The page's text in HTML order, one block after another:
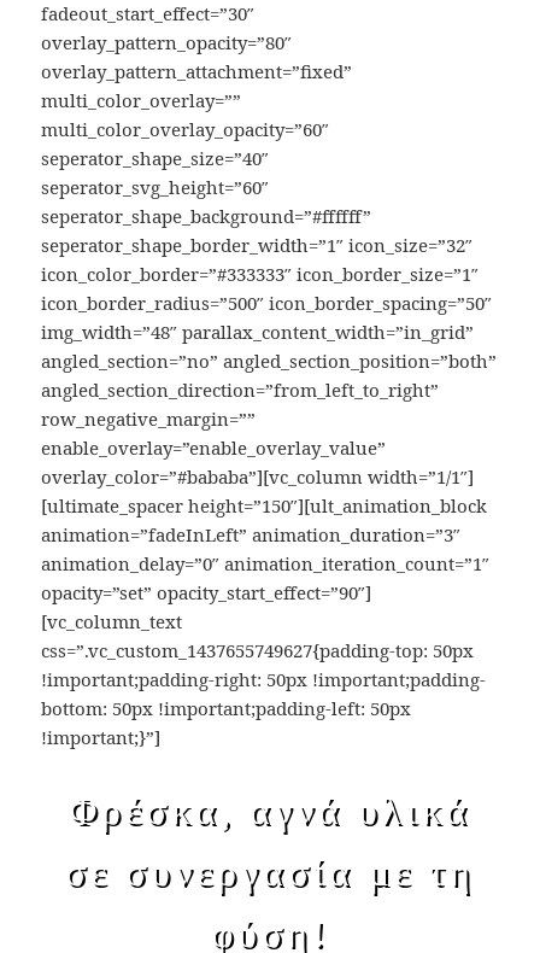
fadeout_start_effect=”30″
overlay_pattern_opacity=”80″
overlay_pattern_attachment=”fixed”
multi_color_overlay=””
multi_color_overlay_opacity=”60″
seperator_shape_size=”40″
seperator_svg_height=”60″
seperator_shape_background=”#ffffff”
seperator_shape_border_width=”1″ icon_size=”32″
icon_color_border=”#333333″ icon_border_size=”1″
icon_border_radius=”500″ icon_border_spacing=”50″
img_width=”48″ parallax_content_width=”in_grid”
angled_section=”no” angled_section_position=”both”
angled_section_direction=”from_left_to_right”
row_negative_margin=””
enable_overlay=”enable_overlay_value”
overlay_color=”#bababa”][vc_column width=”1/1″]
[ultimate_spacer height=”150″][ult_animation_block
animation=”fadeInLeft” animation_duration=”3″
animation_delay=”0″ animation_iteration_count=”1″
opacity=”set” opacity_start_effect=”90″]
[vc_column_text
css=”.vc_custom_1437655749627{padding-top: 50px
!important;padding-right: 50px !important;padding-
bottom: 50px !important;padding-left: 50px
!important;}”]
Φρέσκα, αγνά υλικά
σε συνεργασία με τη
φύση!